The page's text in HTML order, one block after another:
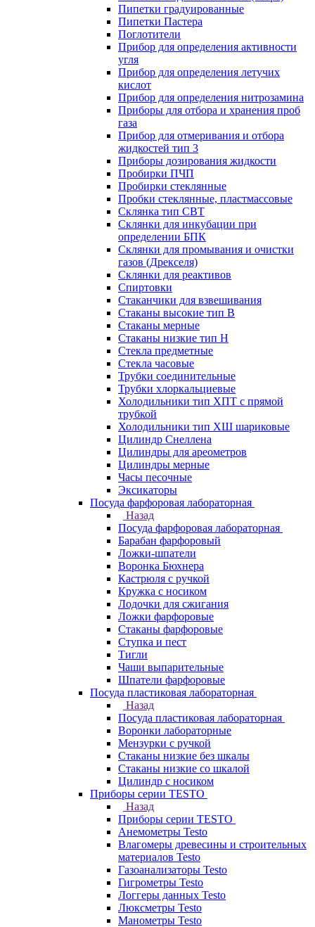
Пипетки градуированные
Пипетки Пастера
Поглотители
Прибор для определения активности
угля
Прибор для определения летучих
кислот
Прибор для определения нитрозамина
Приборы для отбора и хранения проб
газа
Прибор для отмеривания и отбора
жидкостей тип 3
Приборы дозирования жидкости
Пробирки ПЧП
Пробирки стеклянные
Пробки стеклянные, пластмассовые
Склянка тип СВТ
Склянки для инкубации при
определении БПК
Склянки для промывания и очистки
газов (Дрекселя)
Склянки для реактивов
Спиртовки
Стаканчики для взвешивания
Стаканы высокие тип В
Стаканы мерные
Стаканы низкие тип Н
Стекла предметные
Стекла часовые
Трубки соединительные
Трубки хлоркальциевые
Холодильники тип ХПТ с прямой
трубкой
Холодильники тип ХШ шариковые
Цилиндр Снеллена
Цилиндры для ареометров
Цилиндры мерные
Часы песочные
Эксикаторы
Посуда фарфоровая лабораторная
Назад
Посуда фарфоровая лабораторная
Барабан фарфоровый
Ложки-шпатели
Воронка Бюхнера
Кастрюля с ручкой
Кружка с носиком
Лодочки для сжигания
Ложки фарфоровые
Стаканы фарфоровые
Ступка и пест
Тигли
Чаши выпарительные
Шпатели фарфоровые
Посуда пластиковая лабораторная
Назад
Посуда пластиковая лабораторная
Воронки лабораторные
Мензурки с ручкой
Стаканы низкие без шкалы
Стаканы низкие со шкалой
Цилиндр с носиком
Приборы серии TESTO
Назад
Приборы серии TESTO
Анемометры Testo
Влагомеры древесины и строительных
материалов Testo
Газоанализаторы Testo
Гигрометры Testo
Логгеры данных Testo
Люксметры Testo
Манометры Testo